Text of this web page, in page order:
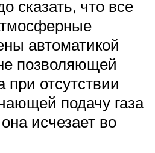
сказать, что все
автоматикой
позволяющей
при отсутствии
подачу газа
исчезает во